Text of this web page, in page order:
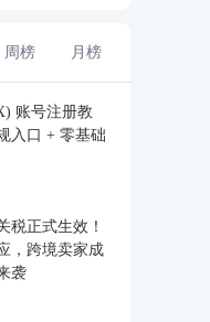
周榜 月榜
账号注册教
入口 + 零基础
税正式生效！
，跨境卖家成
袭